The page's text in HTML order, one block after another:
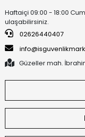
Haftaiçi 09:00 - 18:00
ulaşabilirsiniz.
02626440407
Güzeller mah.